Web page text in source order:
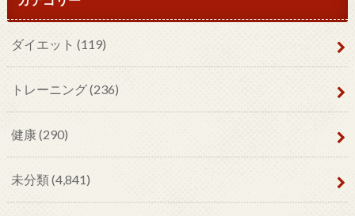
ダイエット (119)
トレーニング(236)
健康(290)
未分類(4,841)